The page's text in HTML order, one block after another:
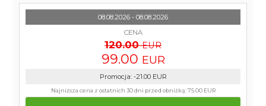
08.08.2026 - 08.08.2026
CENA
120.00 EUR
99.00 EUR
Promocja: -21.00 EUR
Najniższa cena z ostatnich 30 dni przed obniżką:75.00 EUR